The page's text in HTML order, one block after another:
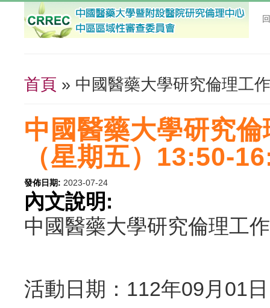
您在這裡
首頁 » 中國醫藥大學研究倫理工
中國醫藥大學研究
（星期五）13:50-
發佈日期: 2023-07-24
內文說明:
中國醫藥大學研究倫理工
活動日期：112年09月01